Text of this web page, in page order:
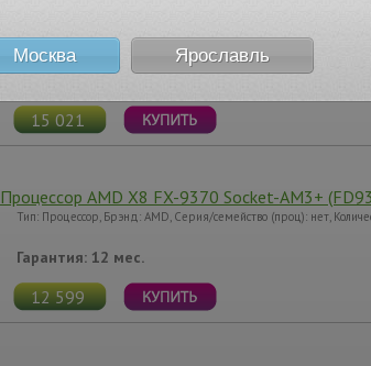
Процессор AMD X8 FX-9590 Socket-AM3+
Тип: Процессор, Брэнд: AMD, Серия/семейство (проц): нет,
Гарантия: 12 мес.
15 021
Процессор AMD X8 FX-9370 Socket-AM3+
Тип: Процессор, Брэнд: AMD, Серия/семейство (проц): нет,
Гарантия: 12 мес.
12 599
Москва Ярославль